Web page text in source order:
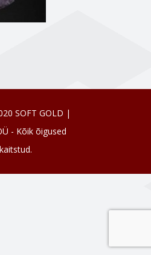
SOFT GOLD |
- Kõik õigused
kaitstud.